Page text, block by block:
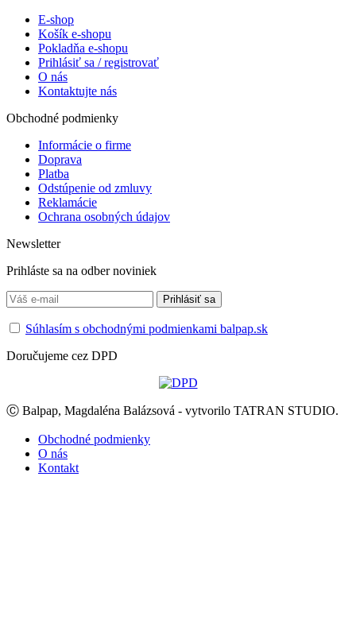
E-shop
Košík e-shopu
Pokladňa e-shopu
Prihlásiť sa / registrovať
O nás
Kontaktujte nás
Obchodné podmienky
Informácie o firme
Doprava
Platba
Odstúpenie od zmluvy
Reklamácie
Ochrana osobných údajov
Newsletter
Prihláste sa na odber noviniek
Súhlasím s obchodnými podmienkami balpap.sk
Doručujeme cez DPD
Ⓒ Balpap, Magdaléna Balázsová - vytvorilo TATRAN STUDIO.
Obchodné podmienky
O nás
Kontakt